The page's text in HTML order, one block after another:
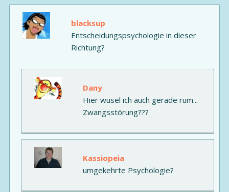
blacksup
Entscheidungspsychologie in dieser
Richtung?
Dany
Hier wusel ich auch gerade rum...
Zwangsstörung???
Kassiopeia
umgekehrte Psychologie?